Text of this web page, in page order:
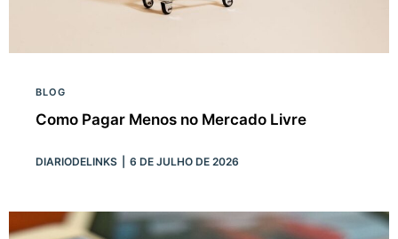
BLOG
Como Pagar Menos no Mercado Livre
DIARIODELINKS 6 DE JULHO DE 2026